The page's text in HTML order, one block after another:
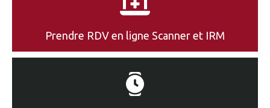
Prendre RDV en ligne Scanner et IRM